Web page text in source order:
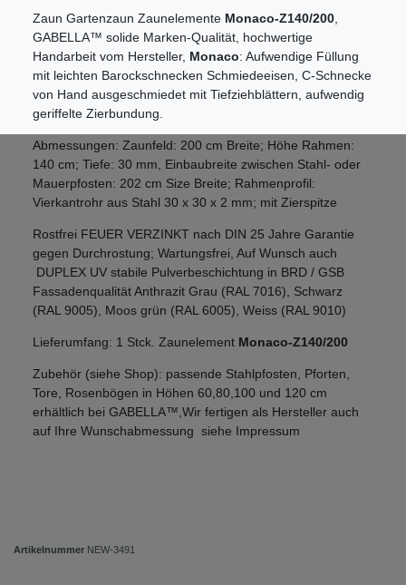
Zaun Gartenzaun Zaunelemente Monaco-Z140/200
GABELLA™ solide Marken-Qualität, hochwertige
Handarbeit vom Hersteller, Monaco: Aufwendige Füllung
mit leichten Barockschnecken Schmiedeeisen, C-Schnecke
von Hand ausgeschmiedet mit Tiefziehblättern, aufwendig
geriffelte Zierbundung.
Abmessungen: Zaunfeld: 200 cm Breite; Höhe Rahmen:
140 cm; Tiefe: 30 mm, Einbaubreite zwischen Stahl- oder
Mauerpfosten: 202 cm Size Breite; Rahmenprofil:
Vierkantrohr aus Stahl 30 x 30 x 2 mm; mit Zierspitze
Rostfrei FEUER VERZINKT nach DIN 25 Jahre Garantie
gegen Durchrostung; Wartungsfrei, Auf Wunsch auch
DUPLEX UV stabile Pulverbeschichtung in BRD / GSB
Fassadenqualität Anthrazit Grau (RAL 7016), Schwarz
(RAL 9005), Moos grün (RAL 6005), Weiss (RAL 9010)
Lieferumfang: 1 Stck. Zaunelement Monaco-Z140/200
Zubehör (siehe Shop): passende Stahlpfosten, Pforten,
Tore, Rosenbögen in Höhen 60,80,100 und 120 cm
erhältlich bei GABELLA™,Wir fertigen als Hersteller auch
auf Ihre Wunschabmessung siehe Impressum
Artikelnummer NEW-3491